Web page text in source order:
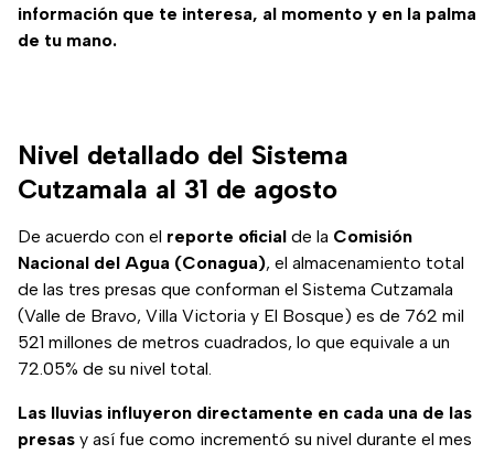
información que te interesa, al momento y en la palma
de tu mano.
Nivel detallado del Sistema
Cutzamala al 31 de agosto
De acuerdo con el reporte oficial de la Comisión
Nacional del Agua (Conagua), el almacenamiento total
de las tres presas que conforman el Sistema Cutzamala
(Valle de Bravo, Villa Victoria y El Bosque) es de 762 mil
521 millones de metros cuadrados, lo que equivale a un
72.05% de su nivel total.
Las lluvias influyeron directamente en cada una de las
presas y así fue como incrementó su nivel durante el mes